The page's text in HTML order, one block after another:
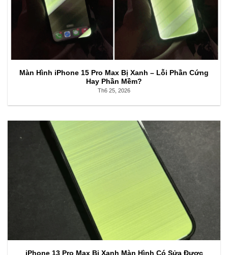
Màn Hình iPhone 15 Pro Max Bị Xanh – Lỗi Phần Cứng
Hay Phần Mềm?
Th6 25, 2026
iPhone 13 Pro Max Bị Xanh Màn Hình Có Sửa Được